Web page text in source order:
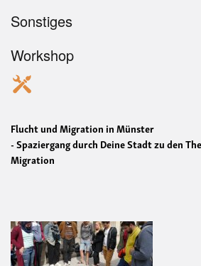
Sonstiges
Workshop
Flucht und Migration in Münster
- Spaziergang durch Deine Stadt zu den
Migration